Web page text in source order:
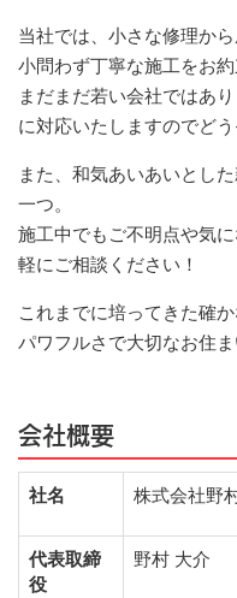
当社では、小さな修理か
小問わず丁寧な施工をお約
まだまだ若い会社ではあ
に対応いたしますのでどう
また、和気あいあいとし
一つ。
施工中でもご不明点や気
軽にご相談ください！
これまでに培ってきた確
パワフルさで大切なお住ま
会社概要
社名 株式会社野
代表取締
役
野村 大介